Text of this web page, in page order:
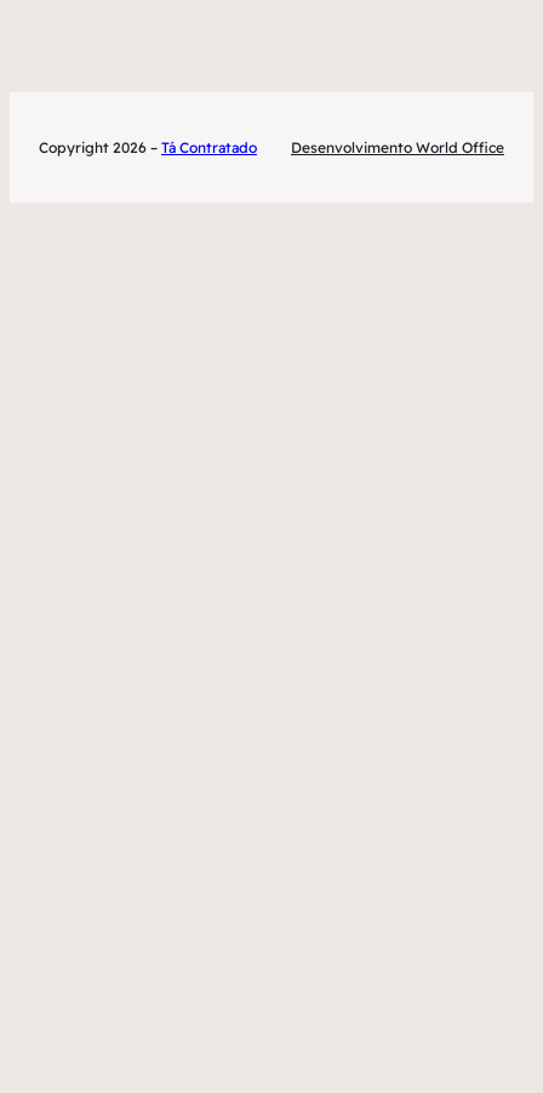
Copyright 2026 – Tá Contratado Desenvolvimento World Office